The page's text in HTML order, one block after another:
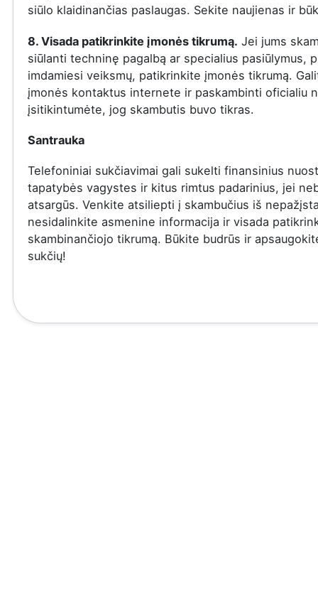
siūlo klaidinančias paslaugas. Sekite naujienas ir
8. Visada patikrinkite įmonės tikrumą. Jei jums
siūlanti techninę pagalbą ar specialius pasiūlymus,
imdamiesi veiksmų, patikrinkite įmonės tikrumą.
įmonės kontaktus internete ir paskambinti oficialiu
įsitikintumėte, jog skambutis buvo tikras.
Santrauka
Telefoniniai sukčiavimai gali sukelti finansinius
tapatybės vagystes ir kitus rimtus padarinius, jei
atsargūs. Venkite atsiliepti į skambučius iš
nesidalinkite asmenine informacija ir visada
skambinančiojo tikrumą. Būkite budrūs ir
sukčių!